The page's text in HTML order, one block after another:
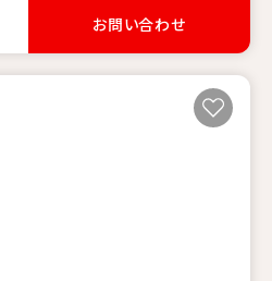
お問い合わせ